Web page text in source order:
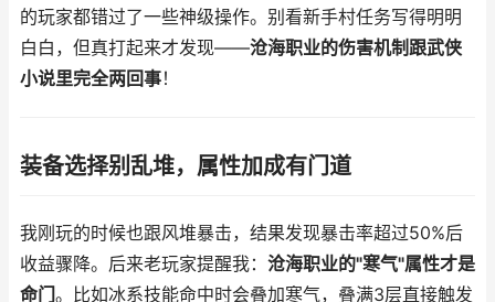
的玩家都错过了一些神级操作。别看新手村任务写得明明
白白，但真打起来才发现——沧海职业的伤害机制跟武侠
小说里完全两回事！
装备选择别乱堆，属性加成有门道
我刚玩的时候也跟风堆暴击，结果发现暴击率超过50%后
收益骤降。后来老玩家提醒我： 沧海职业的"寒气"属性才是
命门。比如冰系技能命中时会叠加寒气，叠满3层直接触发